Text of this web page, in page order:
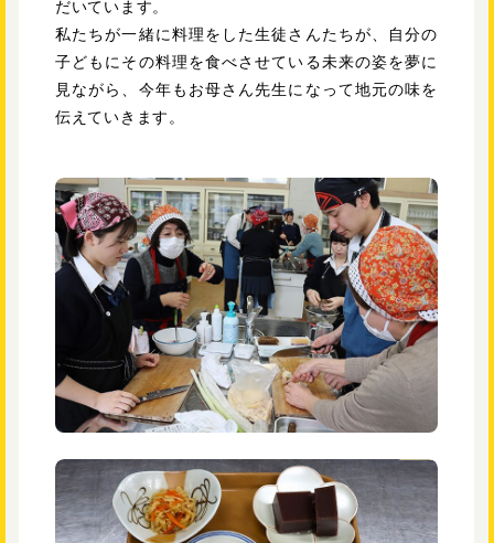
だいています。
私たちが一緒に料理をした生徒さんたちが、自分の
子どもにその料理を食べさせている未来の姿を夢に
見ながら、今年もお母さん先生になって地元の味を
伝えていきます。